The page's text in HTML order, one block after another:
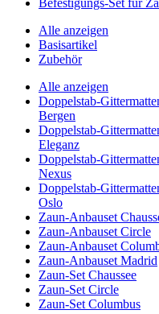
Befestigungs-Set für
Alle anzeigen
Basisartikel
Zubehör
Alle anzeigen
Doppelstab-
Bergen
Doppelstab-
Eleganz
Doppelstab-
Nexus
Doppelstab-
Oslo
Zaun-Anbauset
Zaun-Anbauset Circle
Zaun-Anbauset
Zaun-Anbauset Madrid
Zaun-Set Chaussee
Zaun-Set Circle
Zaun-Set Columbus